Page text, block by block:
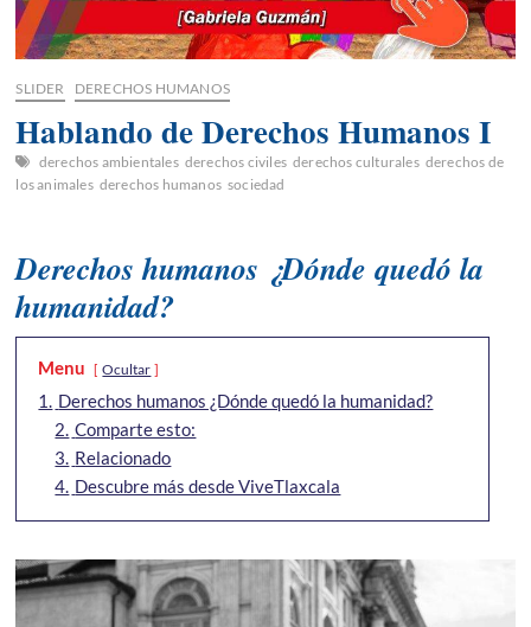
SLIDER DERECHOS HUMANOS
Hablando de Derechos Humanos I
derechos ambientales derechos civiles derechos culturales derechos de
los animales derechos humanos sociedad
Derechos humanos ¿Dónde quedó la
humanidad?
Menu Ocultar
1. Derechos humanos ¿Dónde quedó la humanidad?
2. Comparte esto:
3. Relacionado
4. Descubre más desde ViveTlaxcala